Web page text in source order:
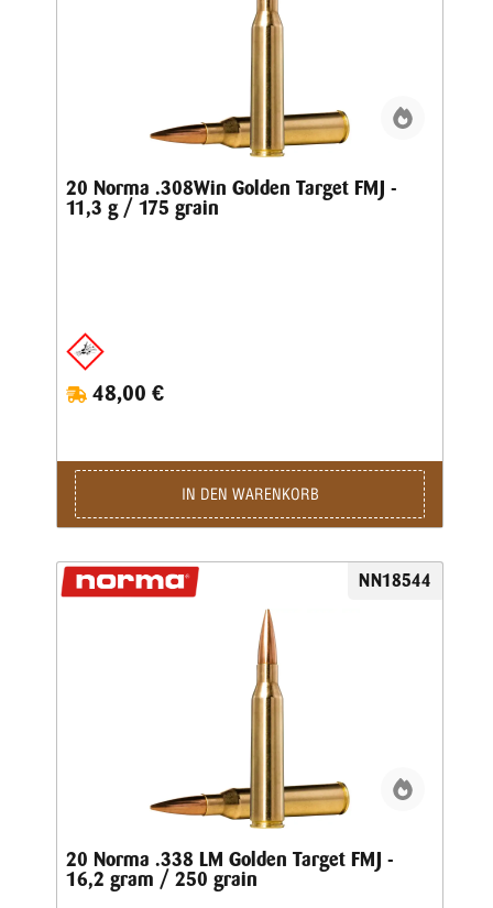
20 Norma .308Win Golden Target FMJ -
11,3 g / 175 grain
48,00 €
IN DEN WARENKORB
NN18544
20 Norma .338 LM Golden Target FMJ -
16,2 gram / 250 grain